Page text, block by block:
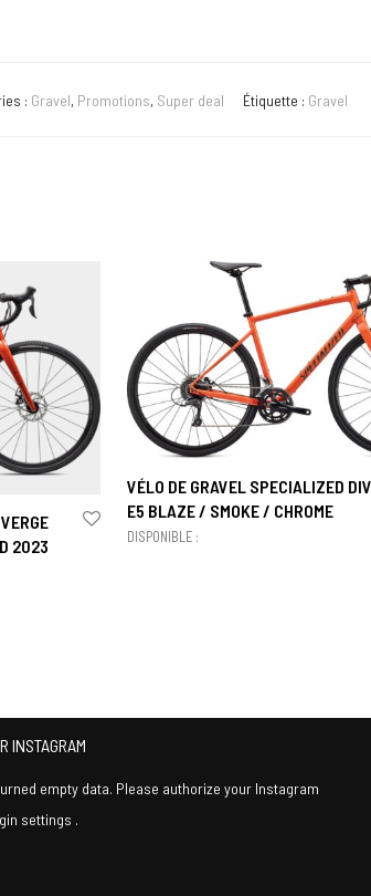
: Gravel, Promotions, Super deal Étiquette : Gravel
2023
VÉLO DE GRAVEL SPECIALIZED
E5 BLAZE / SMOKE / CHROME
DISPONIBLE :
INSTAGRAM
empty data. Please authorize your Instagram
settings .